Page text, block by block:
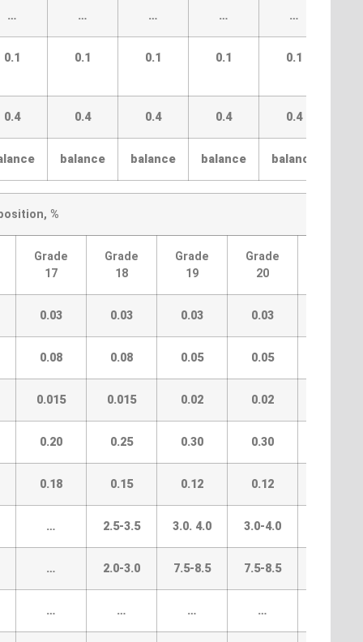
… … … … …
0.1 0.1 0.1 0.1 0.1
0.4 0.4 0.4 0.4 0.4
balance balance balance balance
%
Grade
17
Grade
18
Grade
19
Grade
20
0.03 0.03 0.03 0.03
0.08 0.08 0.05 0.05
0.015 0.015 0.02 0.02
0.20 0.25 0.30 0.30
0.18 0.15 0.12 0.12
… 2.5-3.5 3.0. 4.0 3.0-4.0
… 2.0-3.0 7.5-8.5 7.5-8.5
… … … …